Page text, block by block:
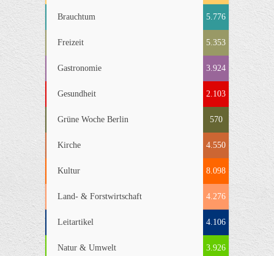
Brauchtum 5.776
Freizeit 5.353
Gastronomie 3.924
Gesundheit 2.103
Grüne Woche Berlin 570
Kirche 4.550
Kultur 8.098
Land- & Forstwirtschaft 4.276
Leitartikel 4.106
Natur & Umwelt 3.926